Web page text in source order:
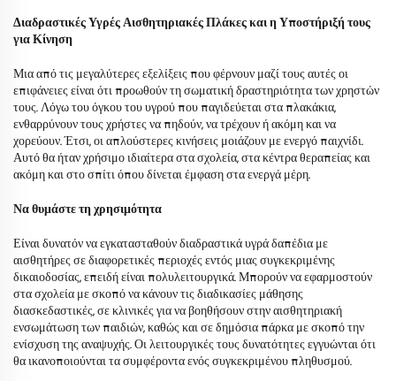
Διαδραστικές Υγρές Αισθητηριακές Πλάκες και η Υποστήριξή τους
για Κίνηση
Μια από τις μεγαλύτερες εξελίξεις που φέρνουν μαζί τους αυτές οι
επιφάνειες είναι ότι προωθούν τη σωματική δραστηριότητα των χρηστών
τους. Λόγω του όγκου του υγρού που παγιδεύεται στα πλακάκια,
ενθαρρύνουν τους χρήστες να πηδούν, να τρέχουν ή ακόμη και να
χορεύουν. Έτσι, οι απλούστερες κινήσεις μοιάζουν με ενεργό παιχνίδι.
Αυτό θα ήταν χρήσιμο ιδιαίτερα στα σχολεία, στα κέντρα θεραπείας και
ακόμη και στο σπίτι όπου δίνεται έμφαση στα ενεργά μέρη.
Να θυμάστε τη χρησιμότητα
Είναι δυνατόν να εγκατασταθούν διαδραστικά υγρά δαπέδια με
αισθητήρες σε διαφορετικές περιοχές εντός μιας συγκεκριμένης
δικαιοδοσίας, επειδή είναι πολυλειτουργικά. Μπορούν να εφαρμοστούν
στα σχολεία με σκοπό να κάνουν τις διαδικασίες μάθησης
διασκεδαστικές, σε κλινικές για να βοηθήσουν στην αισθητηριακή
ενσωμάτωση των παιδιών, καθώς και σε δημόσια πάρκα με σκοπό την
ενίσχυση της αναψυχής. Οι λειτουργικές τους δυνατότητες εγγυώνται ότι
θα ικανοποιούνται τα συμφέροντα ενός συγκεκριμένου πληθυσμού.